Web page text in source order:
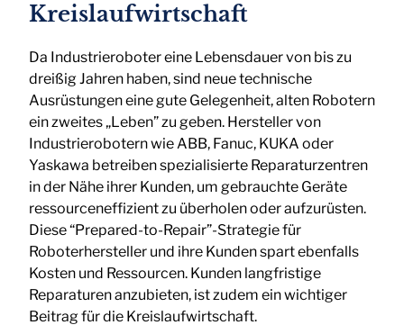
Kreislaufwirtschaft
Da Industrieroboter eine Lebensdauer von bis zu
dreißig Jahren haben, sind neue technische
Ausrüstungen eine gute Gelegenheit, alten Robotern
ein zweites „Leben” zu geben. Hersteller von
Industrierobotern wie ABB, Fanuc, KUKA oder
Yaskawa betreiben spezialisierte Reparaturzentren
in der Nähe ihrer Kunden, um gebrauchte Geräte
ressourceneffizient zu überholen oder aufzurüsten.
Diese “Prepared-to-Repair”-Strategie für
Roboterhersteller und ihre Kunden spart ebenfalls
Kosten und Ressourcen. Kunden langfristige
Reparaturen anzubieten, ist zudem ein wichtiger
Beitrag für die Kreislaufwirtschaft.